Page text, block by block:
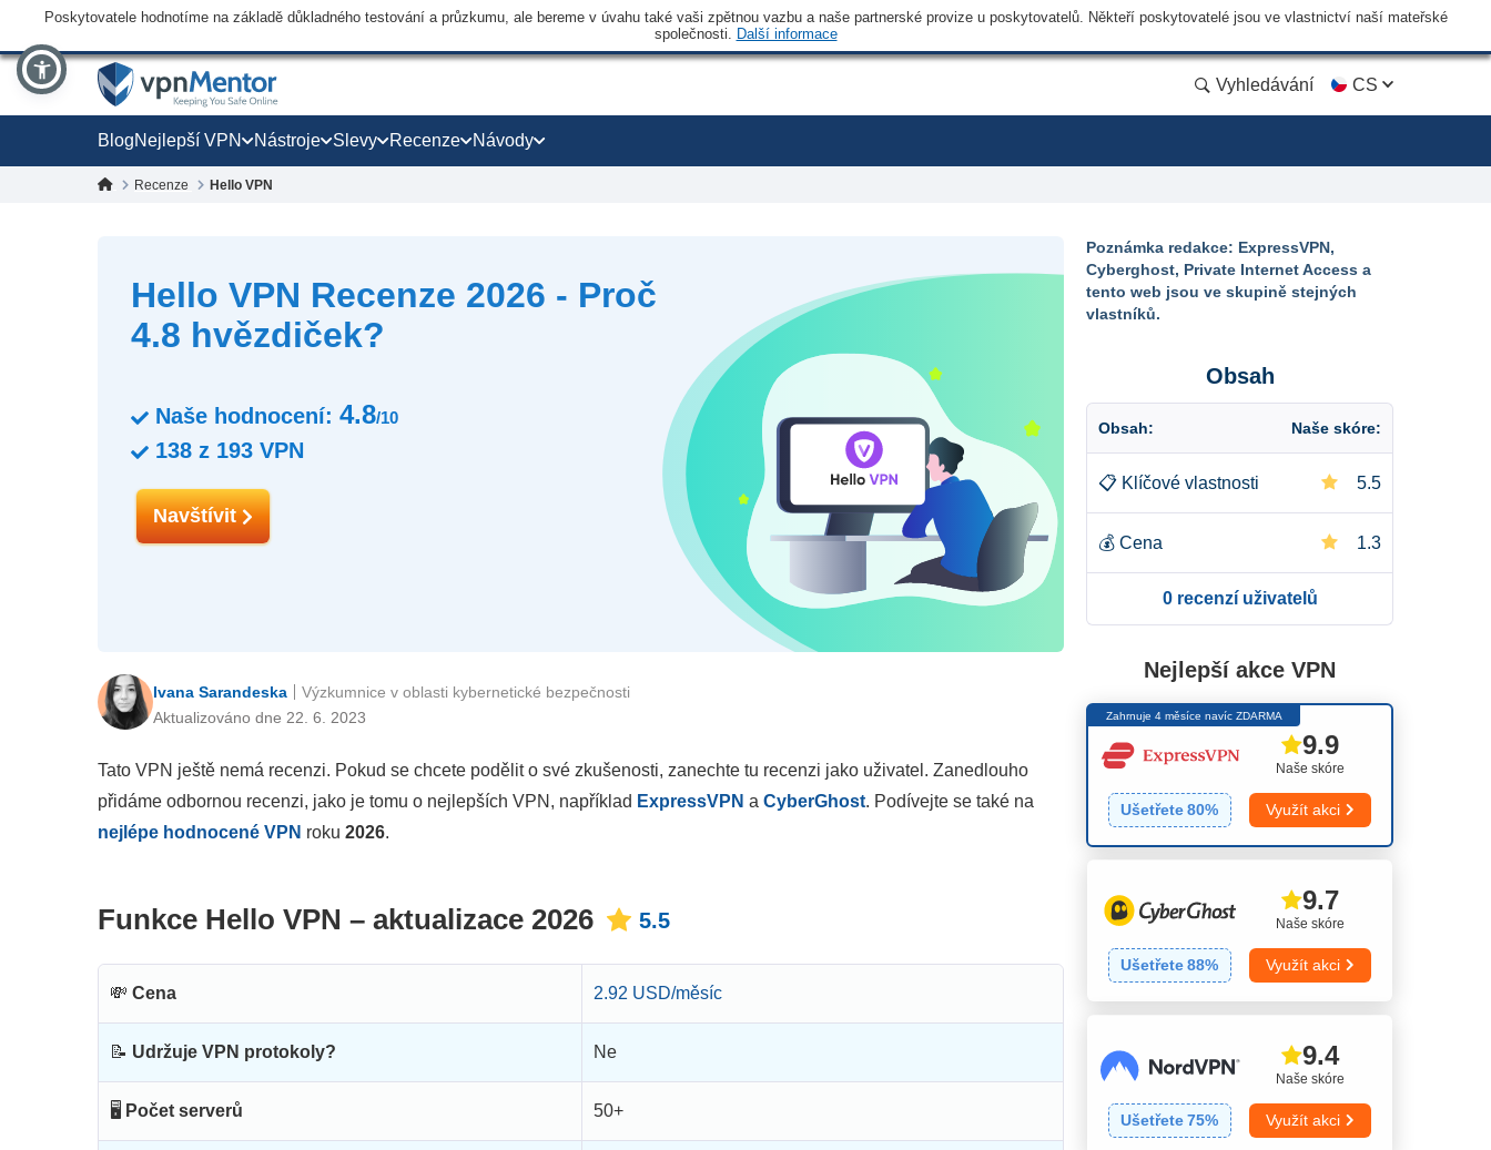
Poskytovatele hodnotíme na základě důkladného testování a průzkumu, ale bereme v úvahu také vaši zpětnou vazbu a naše partnerské provize u poskytovatelů. Někteří poskytovatelé jsou ve vlastnictví naší mateřské
společnosti. Další informace
Vyhledávání CS
BlogNejlepší VPN Nástroje Slevy Recenze Návody
Recenze Hello VPN
Hello VPN Recenze 2026 - Proč
4.8 hvězdiček?
Naše hodnocení: 4.8/10
138 z 193 VPN
Navštívit
Ivana Sarandeska
Aktualizováno dne 22. 6. 2023
Výzkumnice v oblasti kybernetické bezpečnosti
Tato VPN ještě nemá recenzi. Pokud se chcete podělit o své zkušenosti, zanechte tu recenzi jako uživatel. Zanedlouho
přidáme odbornou recenzi, jako je tomu o nejlepších VPN, například ExpressVPN a CyberGhost. Podívejte se také na
nejlépe hodnocené VPN roku 2026.
Funkce Hello VPN – aktualizace 2026 5.5
💸 Cena 2.92 USD/měsíc
📝 Udržuje VPN protokoly? Ne
🖥 Počet serverů 50+
Poznámka redakce: ExpressVPN,
Cyberghost, Private Internet Access a
tento web jsou ve skupině stejných
vlastníků.
Obsah
Obsah: Naše skóre:
📋 Klíčové vlastnosti 5.5
💰 Cena 1.3
0 recenzí uživatelů
Nejlepší akce VPN
Zahrnuje 4 měsíce navíc ZDARMA
Naše skóre
9.9
Ušetřete 80% Využít akci
Naše skóre
9.7
Ušetřete 88% Využít akci
Naše skóre
9.4
Ušetřete 75% Využít akci